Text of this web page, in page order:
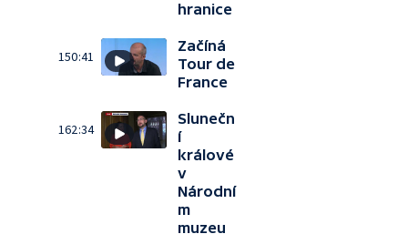
hranice
150:41
Začíná
Tour de
France
162:34
Slunečn
í
králové
v
Národní
m
muzeu